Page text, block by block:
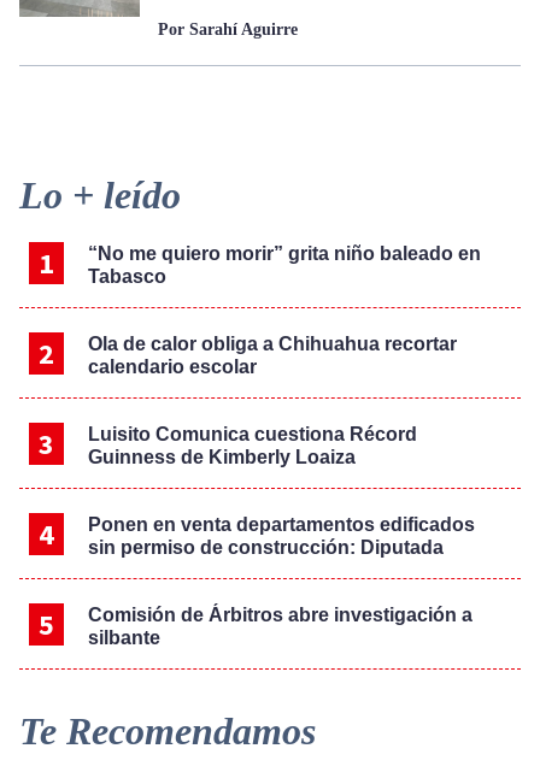
Por Sarahí Aguirre
Primary
Sidebar
Lo + leído
“No me quiero morir” grita niño baleado en
Tabasco
Ola de calor obliga a Chihuahua recortar
calendario escolar
Luisito Comunica cuestiona Récord
Guinness de Kimberly Loaiza
Ponen en venta departamentos edificados
sin permiso de construcción: Diputada
Comisión de Árbitros abre investigación a
silbante
Te Recomendamos